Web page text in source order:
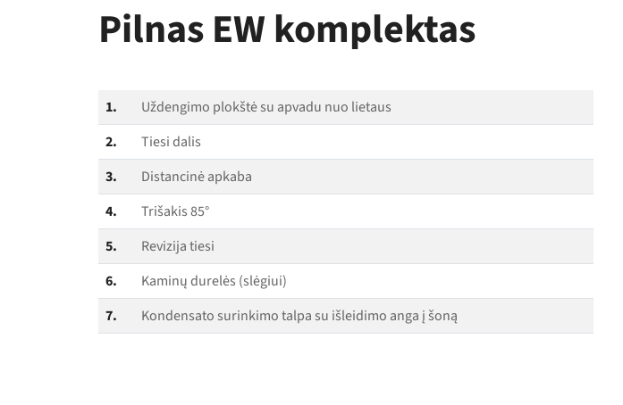
Pilnas EW komplektas
1.
Uždengimo plokštė su apvadu nuo lietaus
2.
Tiesi dalis
3.
Distancinė apkaba
4.
Trišakis 85°
5.
Revizija tiesi
6.
Kaminų durelės (slėgiui)
7.
Kondensato surinkimo talpa su išleidimo anga į šoną